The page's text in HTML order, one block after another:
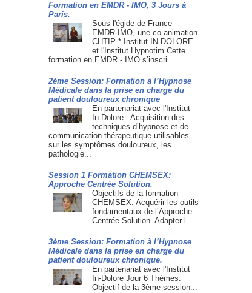
Formation en EMDR - IMO, 3 Jours à
Paris.
Sous l'égide de France
EMDR-IMO, une co-animation
CHTIP * Institut IN-DOLORE
et l'Institut Hypnotim Cette
formation en EMDR - IMO s’inscri...
2ème Session: Formation à l’Hypnose
Médicale dans la prise en charge du
patient douloureux chronique
En partenariat avec l'Institut
In-Dolore - Acquisition des
techniques d’hypnose et de
communication thérapeutique utilisables
sur les symptômes douloureux, les
pathologie...
Session 1 Formation CHEMSEX:
Approche Centrée Solution.
Objectifs de la formation
CHEMSEX: Acquérir les outils
fondamentaux de l’Approche
Centrée Solution. Adapter l...
3ème Session: Formation à l’Hypnose
Médicale dans la prise en charge du
patient douloureux chronique.
En partenariat avec l'Institut
In-Dolore Jour 6 Thèmes:
Objectif de la 3ème session...